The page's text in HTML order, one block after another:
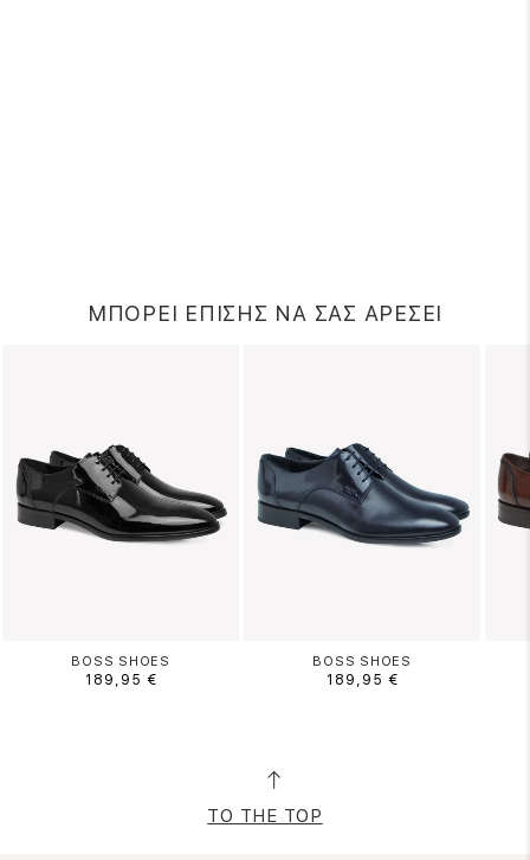
ΜΠΟΡΕΙ ΕΠΙΣΗΣ ΝΑ ΣΑΣ ΑΡΕΣΕΙ
BOSS SHOES
189,95 €
BOSS SHOES
189,95 €
TO THE TOP